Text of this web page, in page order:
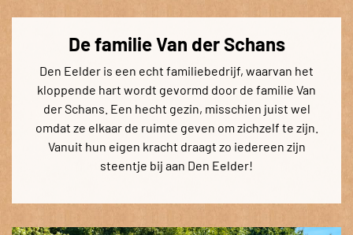
De familie Van der Schans
Den Eelder is een echt familiebedrijf, waarvan het
kloppende hart wordt gevormd door de familie Van
der Schans. Een hecht gezin, misschien juist wel
omdat ze elkaar de ruimte geven om zichzelf te zijn.
Vanuit hun eigen kracht draagt zo iedereen zijn
steentje bij aan Den Eelder!